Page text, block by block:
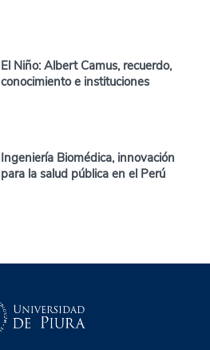
El Niño: Albert Camus, recuerdo,
conocimiento e instituciones
Ingeniería Biomédica, innovación
para la salud pública en el Perú